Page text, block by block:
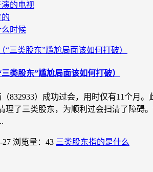
的电视
时候
类股东”尴尬局面该如何打破）
832933）成功过会，用时仅有11个月
理了三类股东，为顺利过会扫清了障碍
27 浏览量：43 三类股东指的是什么